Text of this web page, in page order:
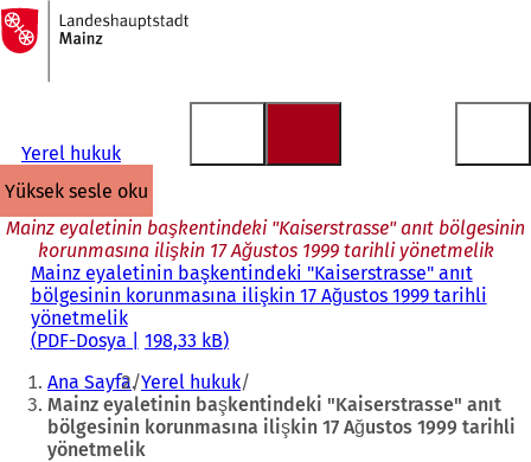
İçeriğe atla
Ana
sayfaya
Yerel hukuk
yüksek sesle oku
Mainz eyaletinin başkentindeki "Kaiserstrasse" anıt bölgesinin
korunmasına ilişkin 17 Ağustos 1999 tarihli yönetmelik
Mainz eyaletinin başkentindeki "Kaiserstrasse" anıt
bölgesinin korunmasına ilişkin 17 Ağustos 1999 tarihli
yönetmelik
PDF-Dosya 198,33 kB
Buradasınız:
Ana Sayfa Yerel hukuk
Mainz eyaletinin başkentindeki "Kaiserstrasse" anıt
bölgesinin korunmasına ilişkin 17 Ağustos 1999 tarihli
yönetmelik